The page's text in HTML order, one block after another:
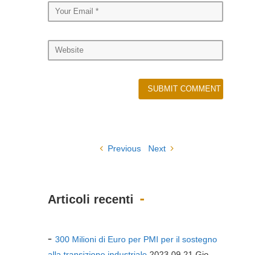
Previous Next
Articoli recenti
300 Milioni di Euro per PMI per il sostegno